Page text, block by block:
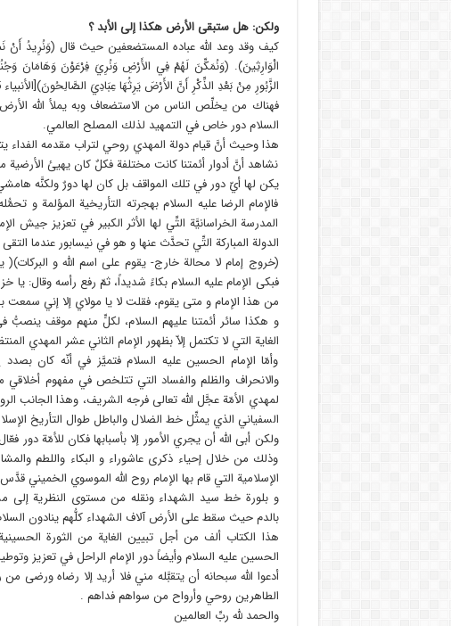
ولكن: هل ستبقى الأرض هكذا إلى الأبد ؟
كيف وقد وعد الله عباده المستضعفين حيث قال (وَنُرِيدُ
الزَّبُورِ مِنْ بَعْدِ الذِّكْرِ أَنَّ الأَرْضَ يَرِثُهَا عِبَادِيَ الصَّالِحُونَ)[الأنبياء 105].
فهناك من يخلِّص الناس من الاستضعاف وبه يملأ الله
السلام دور خاص في التمهيد لذلك المصلح العالمي.
هذا وحيث أنَّ قيام دولة المهدي روحي لتراب مقدمه الفداء
نشاهد أنَّ أدوار أئمتنا كانت مختلفة فكلٌ كان يهيئ
يكن لها أيّ دور في تلك المواقف بل كان لها دورٌ ولكنَّه
فالإمام الرضا عليه السلام بهجرته التأريخية المؤلمة
المدرسة الخراسانيَّة التِّي لها الأثر الكبير في تعزيز جيش
الدولة المباركة التِّي تحدَّث عنها و هو في نيسابور عندما
(خروج إمام لا محالة خارج- يقوم على اسم الله و
فبكى الإمام عليه السلام بكاءً شديداً، ثمّ رفع رأسه وقال:
من هذا الإمام و متى يقوم، فقلت لا يا مولاي إلا إني
و هكذا سائر أئمتنا عليهم السلام، لكلٍّ منهم موقف
الغاية التي لا تكتمل إلاّ بظهور الإمام الثاني عشر المهدي
وأمّا الإمام الحسين عليه السلام فتميَّز في أنّه كان
والانحراف والظلم والفساد التي تتلخص في مفهوم
لمهدي الأمّة عجَّل الله تعالى فرجه الشريف، وهذا الجانب
السفياني الذي يمثِّل خط الضلال والباطل طوال التأريخ
ولكن أبى الله أن يجري الأمور إلا بأسبابها فكان للأمّة دور
وذلك من خلال إحياء ذكرى عاشوراء و البكاء واللطم
الإسلامية التي قام بها الإمام روح الله الموسوي الخميني
و بلورة خط سيد الشهداء ونقله من مستوى النظرية إلى
بالدم حيث سقط على الأرض آلاف الشهداء كلُّهم ينادون السلام
هذا الكتاب ألف من أجل تبيين الغاية من الثورة
الحسين عليه السلام وأيضاً دور الإمام الراحل في تعزيز
أدعوا الله سبحانه أن يتقبَّله مني فلا أريد إلا رضاه
الطاهرين روحي وأرواح من سواهم فداهم .
والحمد لله ربِّ العالمين